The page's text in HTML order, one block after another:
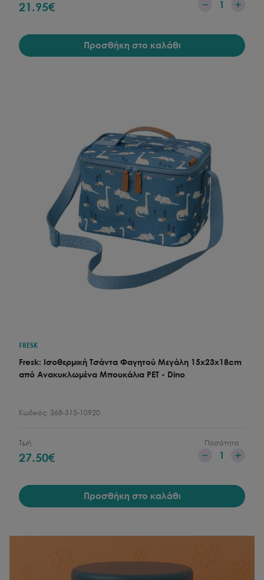
21.95€ 1
Προσθήκη στο καλάθι
FRESK
Fresk: Ισοθερμική Τσάντα Φαγητού Μεγάλη 15x23x18cm
από Ανακυκλωμένα Μπουκάλια PET - Dino
Κωδικός: 368-315-10920
Τιμή
27.50€
Ποσότητα
1
Προσθήκη στο καλάθι